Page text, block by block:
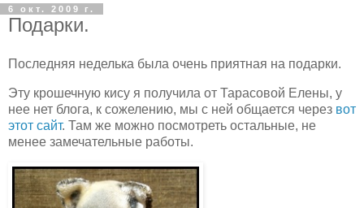
6 окт. 2009 г.
Подарки.
Последняя неделька была очень приятная на подарки.
Эту крошечную кису я получила от Тарасовой Елены, у
нее нет блога, к сожелению, мы с ней общается через вот
этот сайт. Там же можно посмотреть остальные, не
менее замечательные работы.